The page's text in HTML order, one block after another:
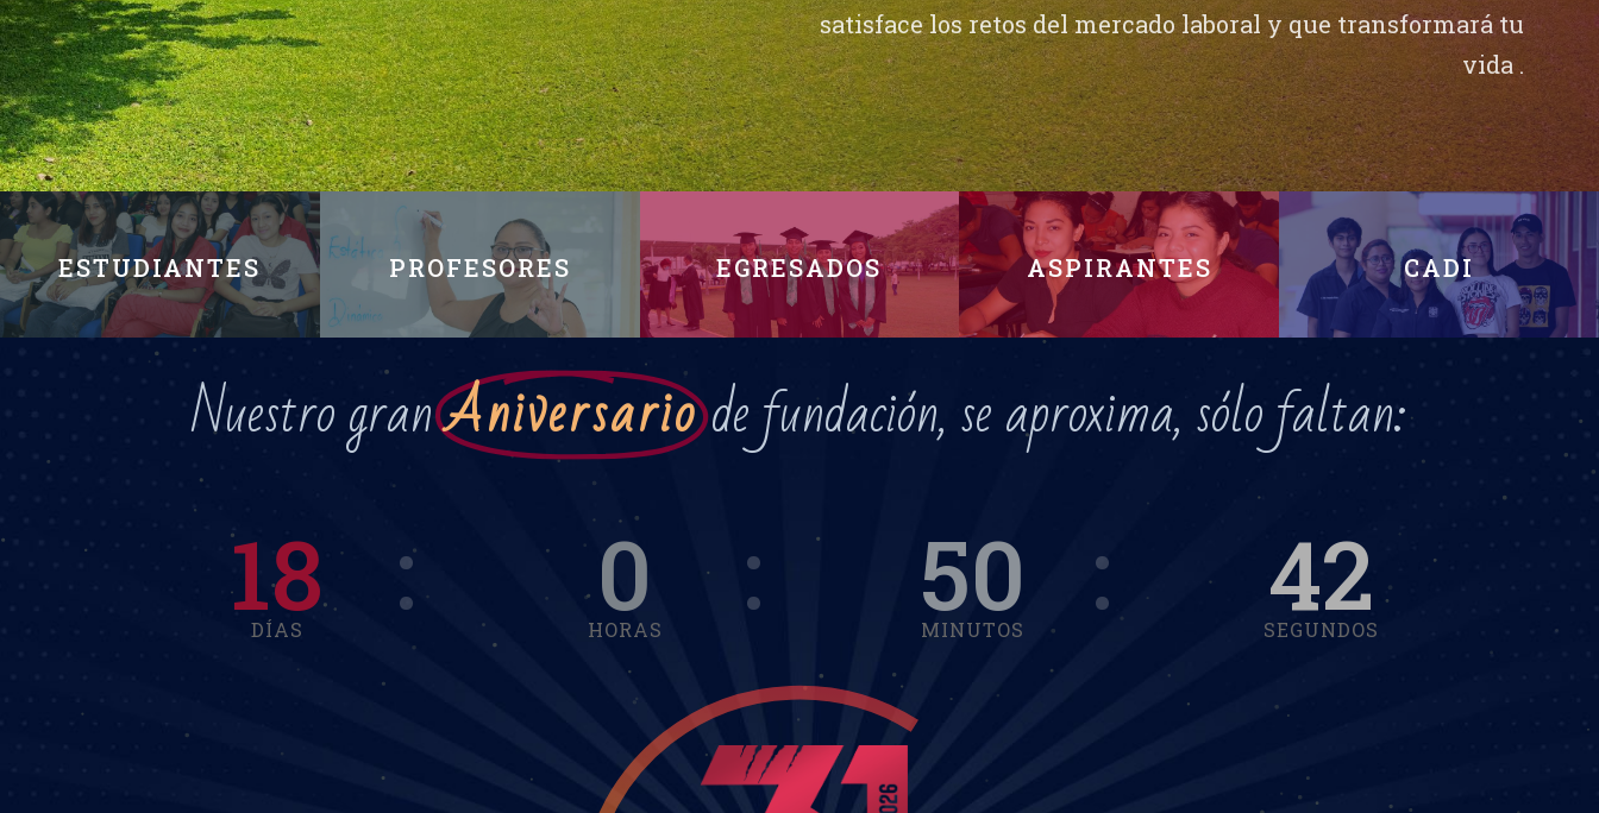
satisface los retos del mercado laboral y que transformará tu
vida .
OFERTA EDUCATIVA
ESTUDIANTES PROFESORES EGRESADOS ASPIRANTES CADI
Nuestro granAniversariode fundación, se aproxima, sólo faltan:
18
DÍAS 0
HORAS 50
MINUTOS 39
SEGUNDOS